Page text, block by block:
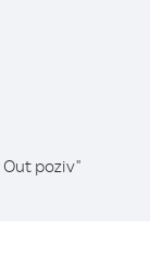
poziv"